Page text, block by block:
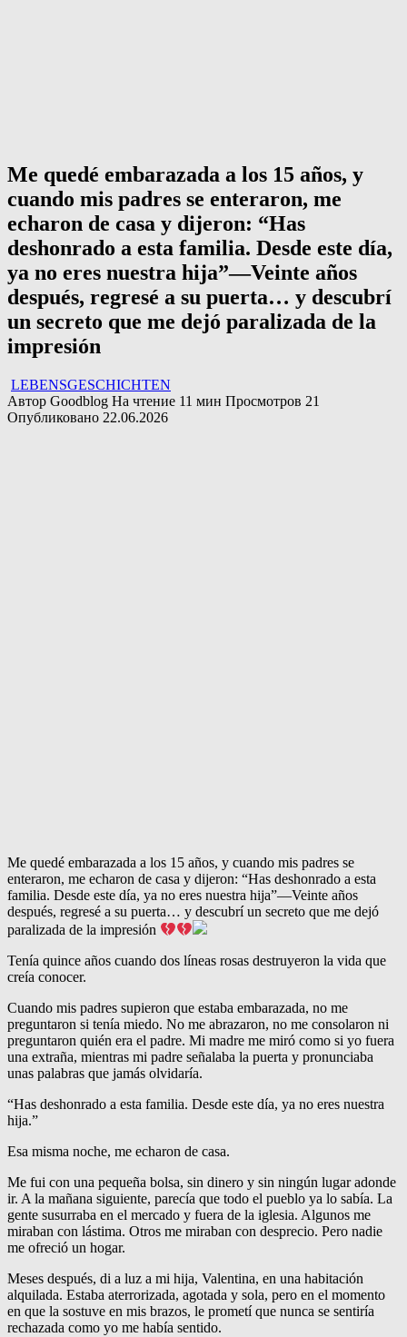
Me quedé embarazada a los 15 años, y
cuando mis padres se enteraron, me
echaron de casa y dijeron: “Has
deshonrado a esta familia. Desde este día,
ya no eres nuestra hija”—Veinte años
después, regresé a su puerta… y descubrí
un secreto que me dejó paralizada de la
impresión
LEBENSGESCHICHTEN
Автор Goodblog На чтение 11 мин Просмотров 21
Опубликовано 22.06.2026
Me quedé embarazada a los 15 años, y cuando mis padres se
enteraron, me echaron de casa y dijeron: “Has deshonrado a esta
familia. Desde este día, ya no eres nuestra hija”—Veinte años
después, regresé a su puerta… y descubrí un secreto que me dejó
paralizada de la impresión
Tenía quince años cuando dos líneas rosas destruyeron la vida que
creía conocer.
Cuando mis padres supieron que estaba embarazada, no me
preguntaron si tenía miedo. No me abrazaron, no me consolaron ni
preguntaron quién era el padre. Mi madre me miró como si yo fuera
una extraña, mientras mi padre señalaba la puerta y pronunciaba
unas palabras que jamás olvidaría.
“Has deshonrado a esta familia. Desde este día, ya no eres nuestra
hija.”
Esa misma noche, me echaron de casa.
Me fui con una pequeña bolsa, sin dinero y sin ningún lugar adonde
ir. A la mañana siguiente, parecía que todo el pueblo ya lo sabía. La
gente susurraba en el mercado y fuera de la iglesia. Algunos me
miraban con lástima. Otros me miraban con desprecio. Pero nadie
me ofreció un hogar.
Meses después, di a luz a mi hija, Valentina, en una habitación
alquilada. Estaba aterrorizada, agotada y sola, pero en el momento
en que la sostuve en mis brazos, le prometí que nunca se sentiría
rechazada como yo me había sentido.